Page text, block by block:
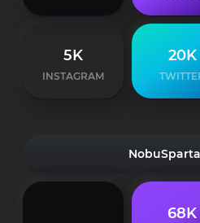
5K
INSTAGRAM
20K
68K